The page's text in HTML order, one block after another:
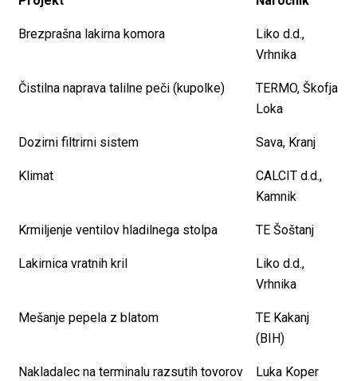
Brezprašna lakirna komora
Liko d.d.,
Vrhnika
Čistilna naprava talilne peči (kupolke)
TERMO, Škofja
Loka
Dozirni filtrirni sistem Sava, Kranj
Klimat
CALCIT d.d.,
Kamnik
Krmiljenje ventilov hladilnega stolpa TE Šoštanj
Lakirnica vratnih kril
Liko d.d.,
Vrhnika
Mešanje pepela z blatom
TE Kakanj
(BIH)
Nakladalec na terminalu razsutih tovorov Luka Koper